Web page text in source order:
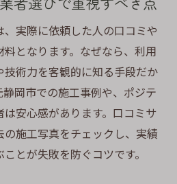
実際に依頼した人の口コミや
となります。なぜなら、利用
術力を客観的に知る手段だか
岡市での施工事例や、ポジテ
安心感があります。口コミサ
施工写真をチェックし、実績
とが失敗を防ぐコツです。